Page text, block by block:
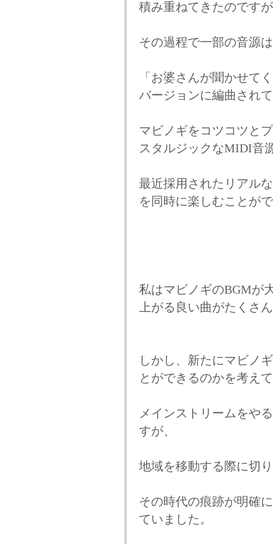
積み重ねてきたのです
その過程で一部の音源
「お婆さんが聞かせて
バージョンに編曲され
マビノギをコツコツと
スタルジックなMIDI音
最近採用されたリアル
を同時に楽しむことが
私はマビノギのBGMが
上がる良い曲がたくさ
しかし、新たにマビノ
とができるのかを考え
メインストリームをや
すが、
地域を移動する際に切
その時代の痕跡が明確
ていました。